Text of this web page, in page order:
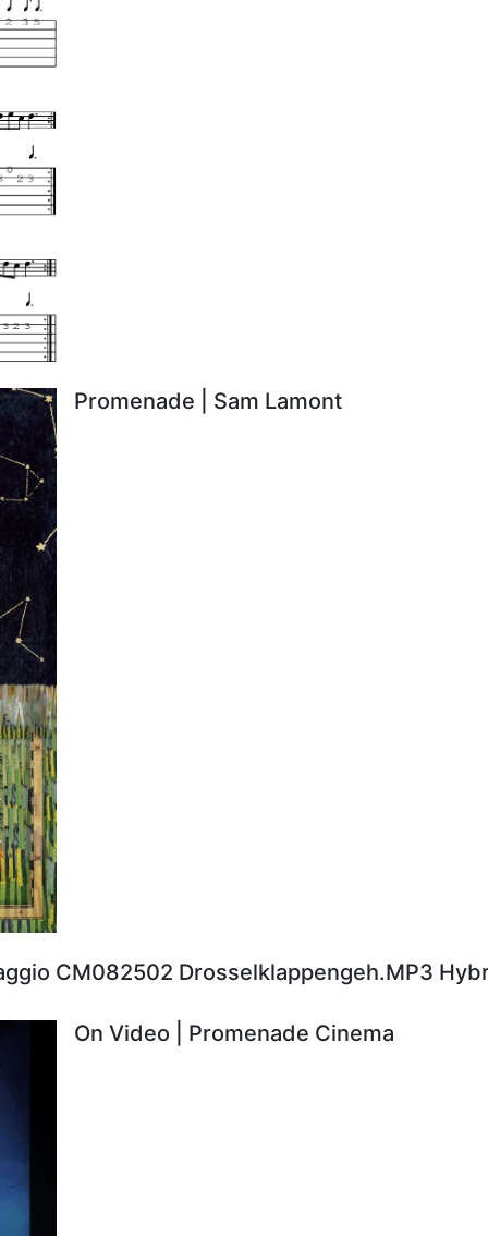
Promenade | Sam Lamont
CM082502 Drosselklappengeh.MP3
On Video | Promenade Cinema